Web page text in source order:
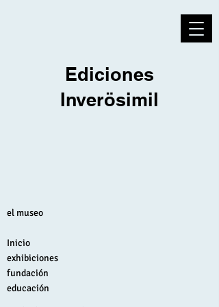
Ediciones
Inverösimil
el museo
Inicio
exhibiciones
fundación
educación